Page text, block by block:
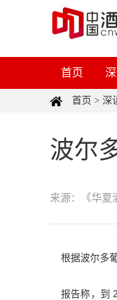
首页
首页 > 深
波尔
来源：《华夏
根据波尔多
报告称，到